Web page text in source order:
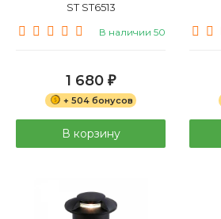
ST ST6513
В наличии 50
1 680 ₽
+ 504 бонусов
В корзину